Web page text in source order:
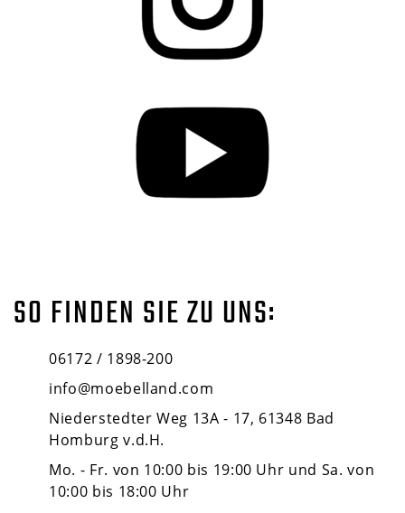
SO FINDEN SIE ZU UNS:
06172 / 1898-200
info@moebelland.com
Niederstedter Weg 13A - 17, 61348 Bad
Homburg v.d.H.
Mo. - Fr. von 10:00 bis 19:00 Uhr und Sa. von
10:00 bis 18:00 Uhr